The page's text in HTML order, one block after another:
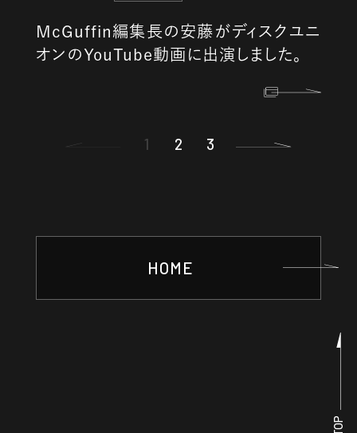
McGuffin編集長の安藤がディスクユニ
オンのYouTube動画に出演しました。
1 2 3
HOME
TOP